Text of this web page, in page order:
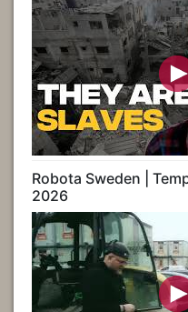
Robota Sweden |
2026